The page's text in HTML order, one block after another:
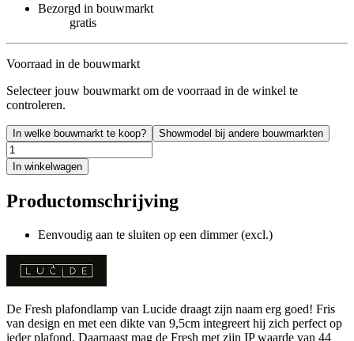
Bezorgd in bouwmarkt
gratis
Voorraad in de bouwmarkt
Selecteer jouw bouwmarkt om de voorraad in de winkel te
controleren.
In welke bouwmarkt te koop? Showmodel bij andere bouwmarkten
In winkelwagen
Productomschrijving
Eenvoudig aan te sluiten op een dimmer (excl.)
De Fresh plafondlamp van Lucide draagt zijn naam erg goed! Fris
van design en met een dikte van 9,5cm integreert hij zich perfect op
ieder plafond. Daarnaast mag de Fresh met zijn IP waarde van 44